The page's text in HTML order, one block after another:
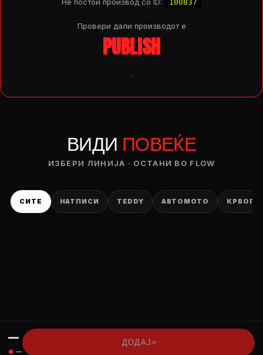
100837
Провери дали производот e
PUBLISH
.
ВИДИ ПОВЕЌЕ
ИЗБЕРИ ЛИНИЈА · ОСТАНИ ВО FLOW
СИТЕ НАТПИСИ TEDDY АВТОМОТО
—
● —
ДОДАЈ ›››